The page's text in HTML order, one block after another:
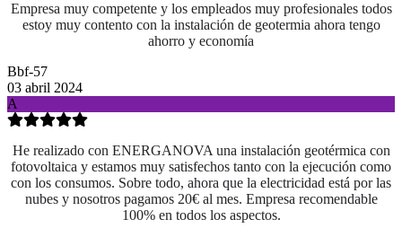
Empresa muy competente y los empleados muy profesionales todos
estoy muy contento con la instalación de geotermia ahora tengo
ahorro y economía
Bbf-57
03 abril 2024
A
He realizado con ENERGANOVA una instalación geotérmica con
fotovoltaica y estamos muy satisfechos tanto con la ejecución como
con los consumos. Sobre todo, ahora que la electricidad está por las
nubes y nosotros pagamos 20€ al mes. Empresa recomendable
100% en todos los aspectos.